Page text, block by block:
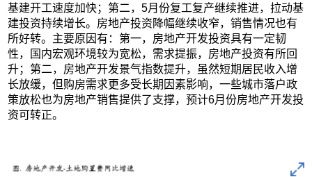
基建开工速度加快；第二，5月份复工复产继续推进，拉动基
建投资持续增长。房地产投资降幅继续收窄，销售情况也有
所好转。主要原因有：第一，房地产开发投资具有一定韧
性，国内宏观环境较为宽松，需求提振，房地产投资有所回
升；第二，房地产开发景气指数提升，虽然短期居民收入增
长放缓，但购房需求更多受长期因素影响，一些城市落户政
策放松也为房地产销售提供了支撑，预计6月份房地产开发投
资可转正。